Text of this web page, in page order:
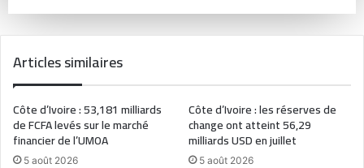
Articles similaires
Côte d’Ivoire : 53,181 milliards
de FCFA levés sur le marché
financier de l’UMOA
5 août 2026
Côte d’Ivoire : les réserves de
change ont atteint 56,29
milliards USD en juillet
5 août 2026